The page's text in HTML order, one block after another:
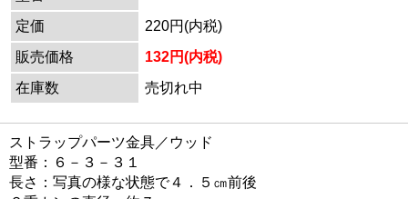
定価
220円(内税)
販売価格
132円(内税)
在庫数
売切れ中
ストラップパーツ金具／ウッド
型番：６－３－３１
長さ：写真の様な状態で４．５㎝前後